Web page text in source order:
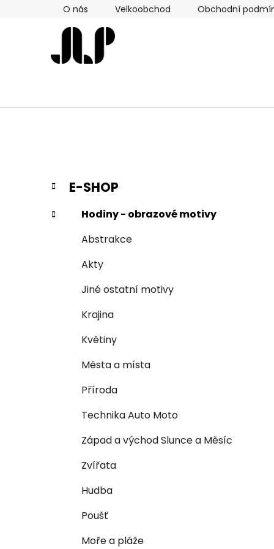
O nás Velkoobchod Obchodní
P
s
Přeskočit
kategorie
K
a
t
e
E-SHOP
Hodiny - obrazové motivy
Abstrakce
Akty
Jiné ostatní motivy
Krajina
Květiny
Města a místa
Příroda
Technika Auto Moto
Západ a východ Slunce a Měsíc
Zvířata
Hudba
Poušť
Moře a pláže